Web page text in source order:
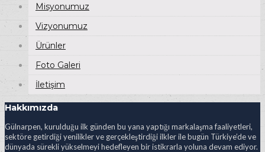
Misyonumuz
Vizyonumuz
Ürünler
Foto Galeri
İletişim
Hakkımızda
Gülnarpen, kurulduğu ilk günden bu yana yaptığı markalaşma faaliyetleri,
sektöre getirdiği yenilikler ve gerçekleştirdiği ilkler ile bugün Türkiye’de ve
dünyada sürekli yükselmeyi hedefleyen bir istikrarla yoluna devam ediyor.